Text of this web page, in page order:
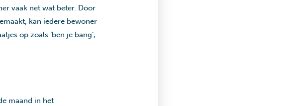
vaak net wat beter. Door
kan iedere bewoner
op zoals ‘ben je bang’,
maand in het